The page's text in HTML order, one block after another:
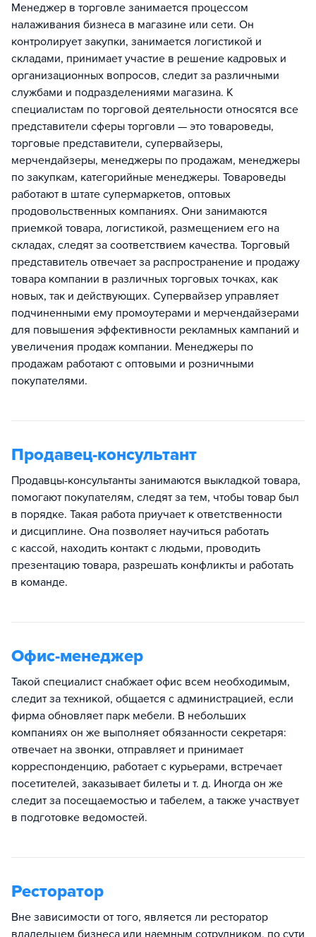
Менеджер в торговле занимается процессом
налаживания бизнеса в магазине или сети. Он
контролирует закупки, занимается логистикой и
складами, принимает участие в решение кадровых и
организационных вопросов, следит за различными
службами и подразделениями магазина. К
специалистам по торговой деятельности относятся все
представители сферы торговли — это товароведы,
торговые представители, супервайзеры,
мерчендайзеры, менеджеры по продажам, менеджеры
по закупкам, категорийные менеджеры. Товароведы
работают в штате супермаркетов, оптовых
продовольственных компаниях. Они занимаются
приемкой товара, логистикой, размещением его на
складах, следят за соответствием качества. Торговый
представитель отвечает за распространение и продажу
товара компании в различных торговых точках, как
новых, так и действующих. Супервайзер управляет
подчиненными ему промоутерами и мерчендайзерами
для повышения эффективности рекламных кампаний и
увеличения продаж компании. Менеджеры по
продажам работают с оптовыми и розничными
покупателями.
Продавец-консультант
Продавцы-консультанты занимаются выкладкой товара,
помогают покупателям, следят за тем, чтобы товар был
в порядке. Такая работа приучает к ответственности
и дисциплине. Она позволяет научиться работать
с кассой, находить контакт с людьми, проводить
презентацию товара, разрешать конфликты и работать
в команде.
Офис-менеджер
Такой специалист снабжает офис всем необходимым,
следит за техникой, общается с администрацией, если
фирма обновляет парк мебели. В небольших
компаниях он же выполняет обязанности секретаря:
отвечает на звонки, отправляет и принимает
корреспонденцию, работает с курьерами, встречает
посетителей, заказывает билеты и т. д. Иногда он же
следит за посещаемостью и табелем, а также участвует
в подготовке ведомостей.
Ресторатор
Вне зависимости от того, является ли ресторатор